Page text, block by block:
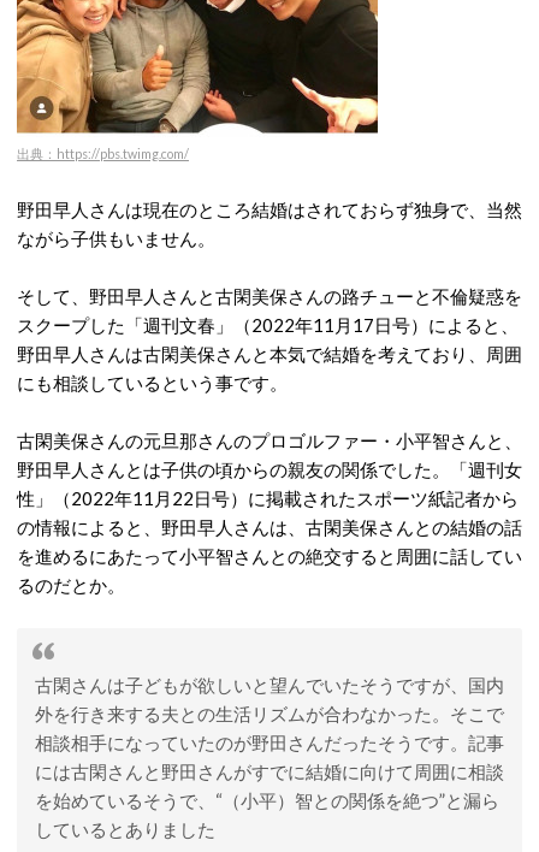
出典：https://pbs.twimg.com/
野田早人さんは現在のところ結婚はされておらず独身で、当然
ながら子供もいません。
そして、野田早人さんと古閑美保さんの路チューと不倫疑惑を
スクープした「週刊文春」（2022年11月17日号）によると、
野田早人さんは古閑美保さんと本気で結婚を考えており、周囲
にも相談しているという事です。
古閑美保さんの元旦那さんのプロゴルファー・小平智さんと、
野田早人さんとは子供の頃からの親友の関係でした。「週刊女
性」（2022年11月22日号）に掲載されたスポーツ紙記者から
の情報によると、野田早人さんは、古閑美保さんとの結婚の話
を進めるにあたって小平智さんとの絶交すると周囲に話してい
るのだとか。
古閑さんは子どもが欲しいと望んでいたそうですが、国内
外を行き来する夫との生活リズムが合わなかった。そこで
相談相手になっていたのが野田さんだったそうです。記事
には古閑さんと野田さんがすでに結婚に向けて周囲に相談
を始めているそうで、“（小平）智との関係を絶つ”と漏ら
しているとありました